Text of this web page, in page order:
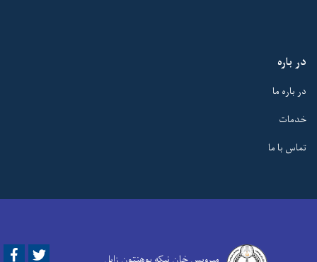
در باره
در باره ما
خدمات
تماس با ما
Facebook